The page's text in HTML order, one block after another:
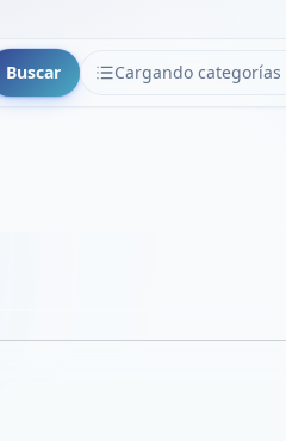
Buscar Cargando categorías
CATEGORÍAS
VER EN PANTALLA COMPLETA